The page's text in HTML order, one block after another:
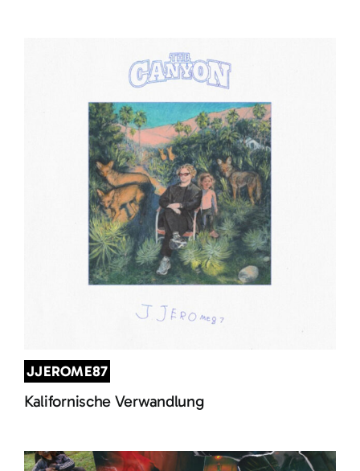
JJEROME87
Kalifornische Verwandlung